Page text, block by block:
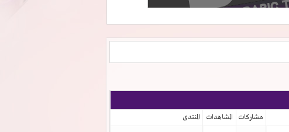
مشاركات المشاهدات المنتدى